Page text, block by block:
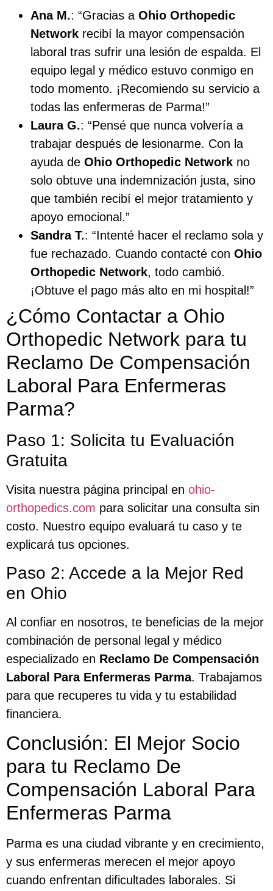
Ana M.: “Gracias a Ohio Orthopedic
Network recibí la mayor compensación
laboral tras sufrir una lesión de espalda. El
equipo legal y médico estuvo conmigo en
todo momento. ¡Recomiendo su servicio a
todas las enfermeras de Parma!”
Laura G.: “Pensé que nunca volvería a
trabajar después de lesionarme. Con la
ayuda de Ohio Orthopedic Network no
solo obtuve una indemnización justa, sino
que también recibí el mejor tratamiento y
apoyo emocional.”
Sandra T.: “Intenté hacer el reclamo sola y
fue rechazado. Cuando contacté con Ohio
Orthopedic Network, todo cambió.
¡Obtuve el pago más alto en mi hospital!”
¿Cómo Contactar a Ohio
Orthopedic Network para tu
Reclamo De Compensación
Laboral Para Enfermeras
Parma?
Paso 1: Solicita tu Evaluación
Gratuita
Visita nuestra página principal en ohio-
orthopedics.com para solicitar una consulta sin
costo. Nuestro equipo evaluará tu caso y te
explicará tus opciones.
Paso 2: Accede a la Mejor Red
en Ohio
Al confiar en nosotros, te beneficias de la mejor
combinación de personal legal y médico
especializado en Reclamo De Compensación
Laboral Para Enfermeras Parma. Trabajamos
para que recuperes tu vida y tu estabilidad
financiera.
Conclusión: El Mejor Socio
para tu Reclamo De
Compensación Laboral Para
Enfermeras Parma
Parma es una ciudad vibrante y en crecimiento,
y sus enfermeras merecen el mejor apoyo
cuando enfrentan dificultades laborales. Si